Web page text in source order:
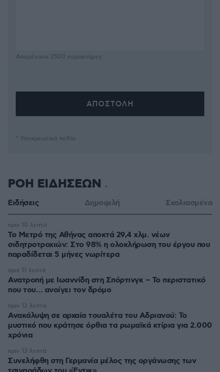
Απομένουν 2500 χαρακτήρες
* Υποχρεωτικά πεδία
ΡΟΗ ΕΙΔΗΣΕΩΝ
Ειδήσεις Δημοφιλή Σχολιασμένα
Το Μετρό της Αθήνας αποκτά 29,4 χλμ. νέων
σιδητροτροχιών: Στο 98% η ολοκλήρωση του έργου που
παραδίδεται 5 μήνες νωρίτερα
πριν 10 λεπτά
Ανατροπή με Ιωαννίδη στη Σπόρτινγκ – Το περιστατικό
που του… ανοίγει τον δρόμο
πριν 11 λεπτά
Ανακάλυψη σε αρχαία τουαλέτα του Αδριανού: Το
μυστικό που κράτησε όρθια τα ρωμαϊκά κτίρια για 2.000
χρόνια
πριν 12 λεπτά
Συνελήφθη στη Γερμανία μέλος της οργάνωσης των
πριν 13 λεπτά